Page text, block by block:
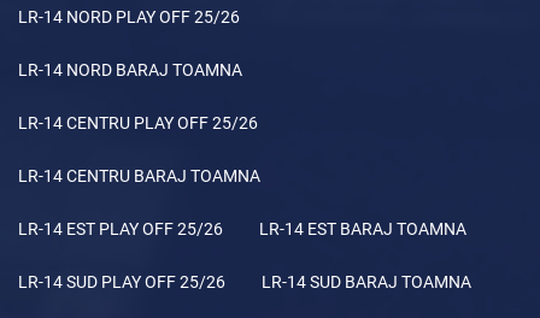
LR-14 NORD PLAY OFF 25/26
LR-14 NORD BARAJ TOAMNA
LR-14 CENTRU PLAY OFF 25/26
LR-14 CENTRU BARAJ TOAMNA
LR-14 EST PLAY OFF 25/26 LR-14 EST BARAJ TOAMNA
LR-14 SUD PLAY OFF 25/26 LR-14 SUD BARAJ TOAMNA